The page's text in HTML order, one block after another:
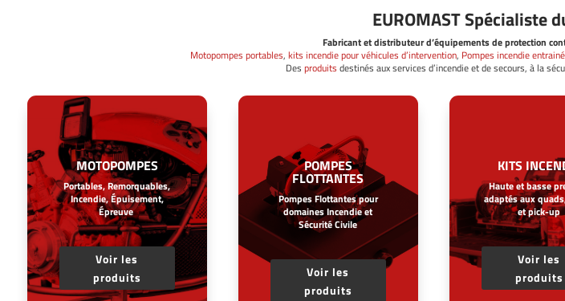
EUROMAST Spécialiste
Fabricant et distributeur d’équipements de protection
Motopompes portables, kits incendie pour véhicules d’intervention, Pompes incendie
Des produits destinés aux services d’incendie et de secours, à la
MOTOPOMPES
Portables, Remorquables,
Incendie, Épuisement,
Épreuve
Voir les
produits
POMPES
FLOTTANTES
Pompes Flottantes pour
domaines Incendie et
Sécurité Civile
Voir les
produits
KITS
Haute et basse
adaptés aux
et pick-up
Voir les
produits